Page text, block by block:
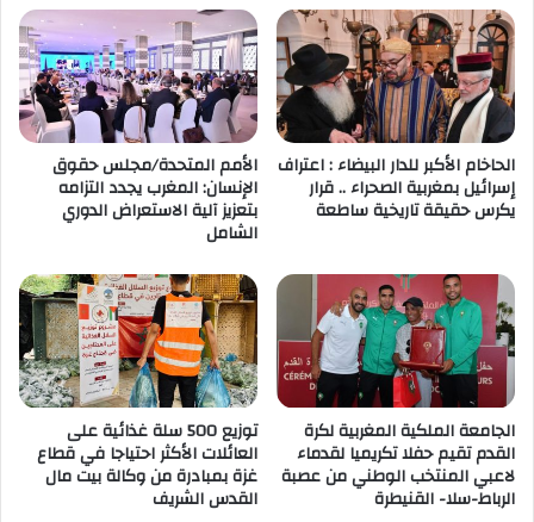
الحاخام الأكبر للدار البيضاء : اعتراف
إسرائيل بمغربية الصحراء .. قرار
يكرس حقيقة تاريخية ساطعة
الأمم المتحدة/مجلس حقوق
الإنسان: المغرب يجدد التزامه
بتعزيز آلية الاستعراض الدوري
الشامل
الجامعة الملكية المغربية لكرة
القدم تقيم حفلا تكريميا لقدماء
لاعبي المنتخب الوطني من عصبة
الرباط-سلا- القنيطرة
توزيع 500 سلة غذائية على
العائلات الأكثر احتياجا في قطاع
غزة بمبادرة من وكالة بيت مال
القدس الشريف